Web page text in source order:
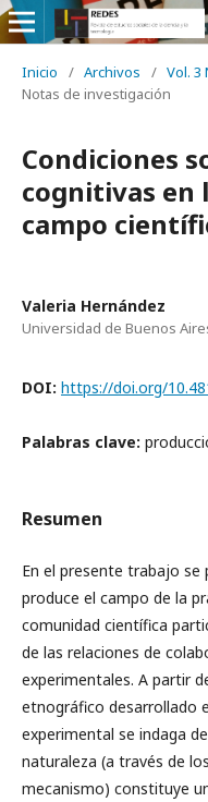
Inicio / Archivos / Vol. 3
Notas de investigación
Condiciones
cognitivas en
campo
Valeria Hernández
Universidad de Buenos
DOI: https://doi.org/
Palabras clave:
Resumen
En el presente trabajo se
produce el campo de la
comunidad científica
de las relaciones de
experimentales. A partir
etnográfico desarrollado
experimental se indaga
naturaleza (a través de
mecanismo) constituye